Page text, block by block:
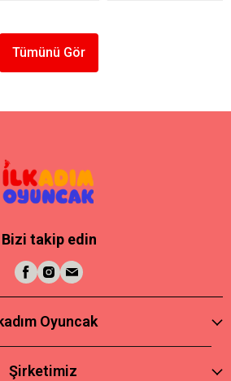
Tümünü Gör
Bizi takip edin
Oyuncak
Şirketimiz